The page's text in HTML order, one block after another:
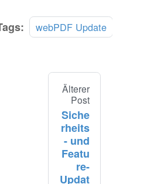
verwalten
8.0.0.2374
Entwicklungen
einfügen
Dokumente (3/3)
Workflow
webPDF Update
Älterer
Post
Siche
rheits
- und
Featu
re-
Updat